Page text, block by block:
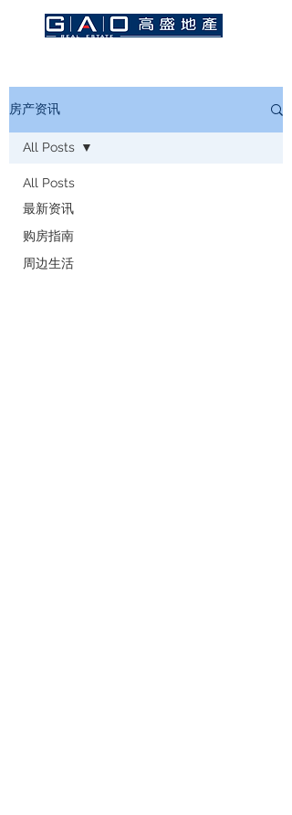
房产资讯
All Posts
最新资讯
购房指南
周边生活
All Posts